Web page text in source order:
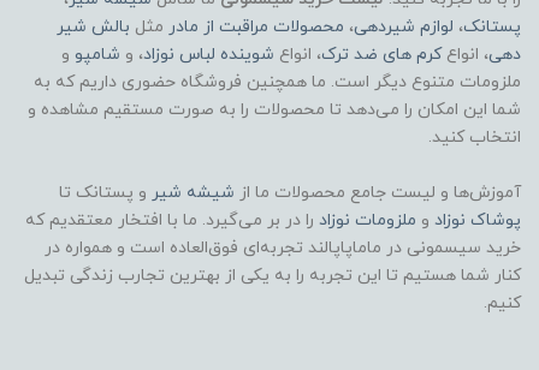
پستانک، لوازم شیردهی، محصولات مراقبت از مادر مثل بالش شیر
دهی، انواعکرم های ضد ترک، انواع شوینده لباس نوزاد، و شامپو و
ملزومات متنوع دیگر است. ما همچنین فروشگاه حضوری داریم که به
شما این امکان را می‌دهد تا محصولات را به صورت مستقیم مشاهده و
انتخاب کنید.
آموزش‌ها و لیست جامع محصولات ما از شیشه شیر و پستانک تا
پوشاک نوزاد و ملزومات نوزاد را در بر می‌گیرد. ما با افتخار معتقدیم که
خرید سیسمونی در ماماپاپالند تجربه‌ای فوق‌العاده است و همواره در
کنار شما هستیم تا این تجربه را به یکی از بهترین تجارب زندگی تبدیل
کنیم.